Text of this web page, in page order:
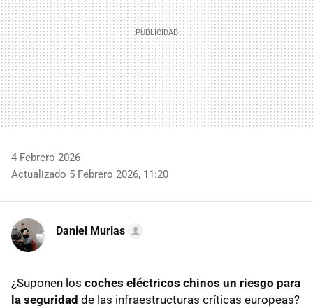
4 Febrero 2026
Actualizado 5 Febrero 2026, 11:20
Daniel Murias
¿Suponen los coches eléctricos chinos un riesgo para
la seguridad de las infraestructuras críticas europeas?